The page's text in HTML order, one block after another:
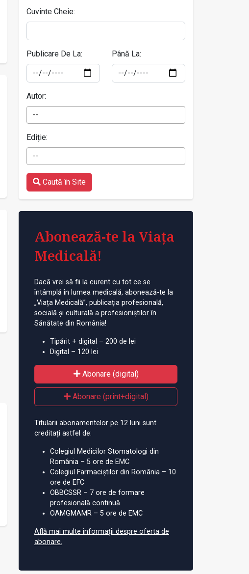
Cuvinte Cheie:
Publicare De La: Până La:
Autor:
--
Ediție:
--
Caută în Site
Abonează-te la Viața
Medicală!
Dacă vrei să fii la curent cu tot ce se
întâmplă în lumea medicală, abonează-te la
„Viața Medicală”, publicația profesională,
socială și culturală a profesioniștilor în
Sănătate din România!
Tipărit + digital – 200 de lei
Digital – 120 lei
Abonare (digital)
Abonare (print+digital)
Titularii abonamentelor pe 12 luni sunt
creditați astfel de:
Colegiul Medicilor Stomatologi din
România – 5 ore de EMC
Colegiul Farmaciștilor din România – 10
ore de EFC
OBBCSSR – 7 ore de formare
profesională continuă
OAMGMAMR – 5 ore de EMC
Află mai multe informații despre oferta de
abonare.